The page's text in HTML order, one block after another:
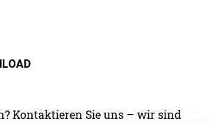
Kontaktieren Sie uns – wir sind